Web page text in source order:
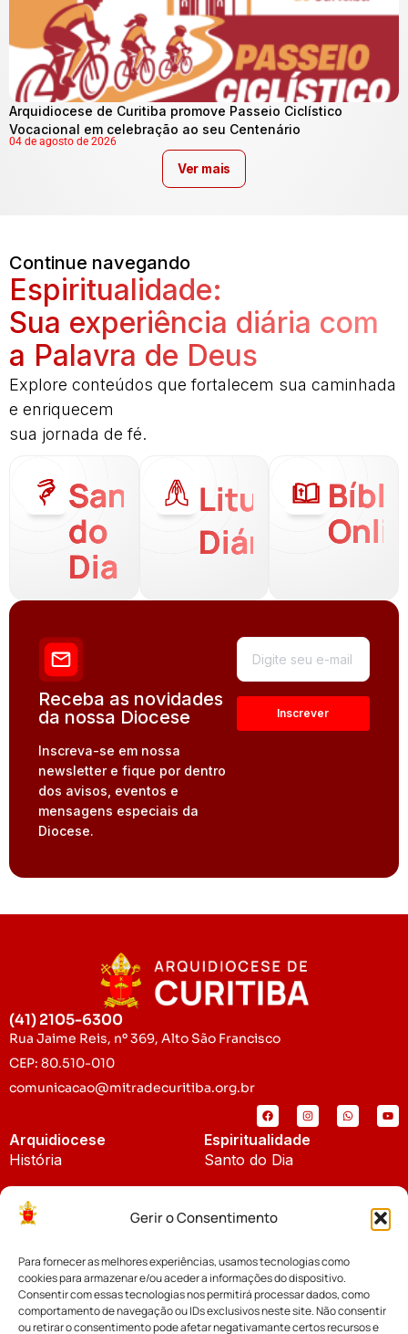
Gerir o Consentimento
Para fornecer as melhores experiências, usamos tecnologias como
cookies para armazenar e/ou aceder a informações do dispositivo.
Consentir com essas tecnologias nos permitirá processar dados, como
comportamento de navegação ou IDs exclusivos neste site. Não consentir
ou retirar o consentimento pode afetar negativamante certos recursos e
Arquidiocese de Curitiba promove Passeio Ciclístico
Vocacional em celebração ao seu Centenário
04 de agosto de 2026
Ver mais
Continue navegando
Espiritualidade:
Sua experiência diária com
a Palavra de Deus
Explore conteúdos que fortalecem sua caminhada
e enriquecem
sua jornada de fé.
Santo
do
Dia
Liturgia
Diária
Receba as novidades
da nossa Diocese
Inscreva-se em nossa
newsletter e fique por dentro
dos avisos, eventos e
mensagens especiais da
Diocese.
(41) 2105-6300
Rua Jaime Reis, nº 369, Alto São Francisco
CEP: 80.510-010
comunicacao@mitradecuritiba.org.br
Arquidiocese
História
Padroeira
Espiritualidade
Santo do Dia
Notícias
Notícias da Arquidiocese
Notícias Cáritas
Cúria Diocesana
Fundo Diocesano